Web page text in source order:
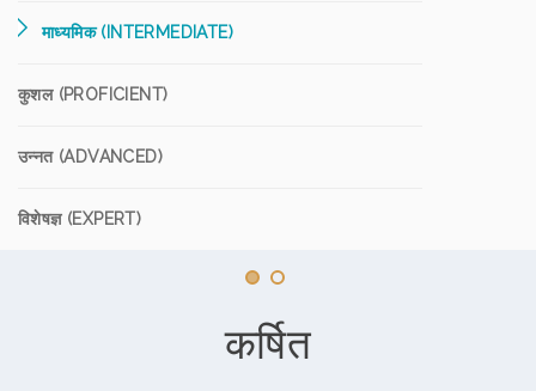
माध्यमिक (INTERMEDIATE)
कुशल (PROFICIENT)
उन्नत (ADVANCED)
विशेषज्ञ (EXPERT)
कर्षित